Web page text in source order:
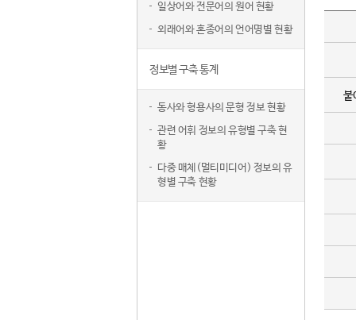
일상어와 전문어의 원어 현황
외래어와 혼종어의 언어명별 현황
정보별 구축 통계
동사와 형용사의 문형 정보 현황
관련 어휘 정보의 유형별 구축 현
황
다중 매체(멀티미디어) 정보의 유
형별 구축 현황
붙